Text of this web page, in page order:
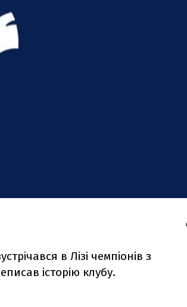
в Лізі чемпіонів з
історію клубу.